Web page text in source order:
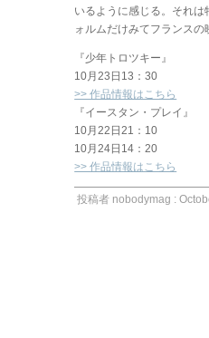
いるように感じる。それ
ォルムだけみてフランス
『少年トロツキー』
10月23日13：30
>> 作品情報はこちら
『イースタン・プレイ』
10月22日21：10
10月24日14：20
>> 作品情報はこちら
投稿者 nobodymag :